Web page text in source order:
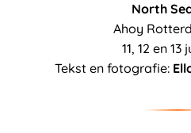
North
Ahoy
11, 12 en 13
Tekst en fotografie: